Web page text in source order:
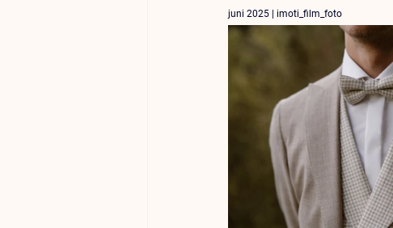
juni 2025 | imoti_film_foto